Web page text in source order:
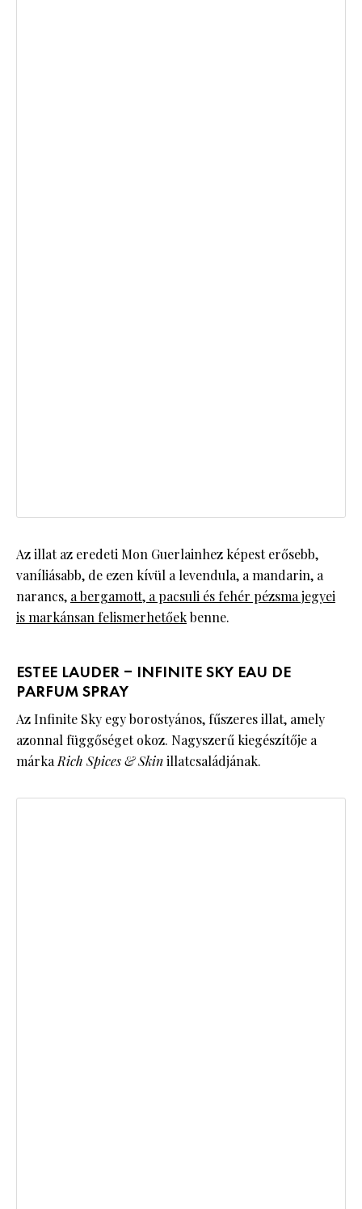
Az illat az eredeti Mon Guerlainhez képest erősebb,
vaníliásabb, de ezen kívül a levendula, a mandarin, a
narancs, a bergamott, a pacsuli és fehér pézsma jegyei
is markánsan felismerhetőekbenne.
ESTEE LAUDER – INFINITE SKY EAU DE
PARFUM SPRAY
Az Infinite Sky egy borostyános, fűszeres illat, amely
azonnal függőséget okoz. Nagyszerű kiegészítője a
márkaRich Spices & Skinillatcsaládjának.